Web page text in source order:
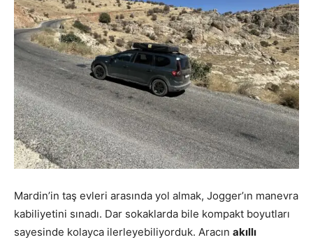
Mardin’in taş evleri arasında yol almak, Jogger’ın manevra
kabiliyetini sınadı. Dar sokaklarda bile kompakt boyutları
sayesinde kolayca ilerleyebiliyorduk. Aracın akıllı